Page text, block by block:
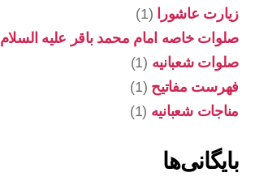
زیارت عاشورا
(1)
صلوات خاصه امام محمد باقر علیه السلام
صلوات شعبانیه (1)
فهرست مفاتیح (1)
مناجات شعبانیه (1)
بایگانی‌ها